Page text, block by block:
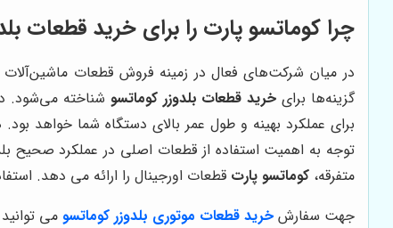
چرا کوماتسو پارت را برای خرید قطعات
در میان شرکت‌های فعال در زمینه فروش قطعات
گزینه‌ها برای خرید قطعات بلدوزر کوماتسو شناخته می‌شود. در
برای عملکرد بهینه و طول عمر بالای دستگاه شما خواهد
توجه به اهمیت استفاده از قطعات اصلی در عملکرد صحیح
متفرقه، کوماتسو پارت قطعات اورجینال را ارائه می دهد.
جهت سفارش خرید قطعات موتوری بلدوزر کوماتسو می